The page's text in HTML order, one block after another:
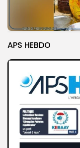
APS HEBDO